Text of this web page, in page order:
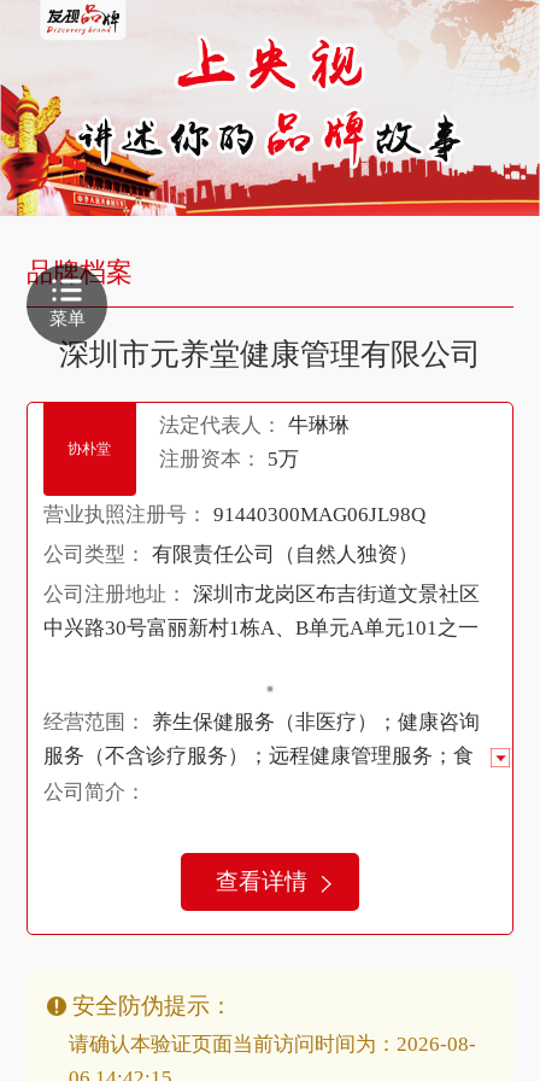
品牌档案
深圳市元养堂健康管理有限公司
协朴堂
法定代表人：
牛琳琳
注册资本：
5万
营业执照注册号：
91440300MAG06JL98Q
公司类型：
有限责任公司（自然人独资）
公司注册地址：
深圳市龙岗区布吉街道文景社区
中兴路30号富丽新村1栋A、B单元A单元101之一
经营范围：
养生保健服务（非医疗）；健康咨询
服务（不含诊疗服务）；远程健康管理服务；食
品销售（仅销售预包装食品）；保健食品（预包
发；化妆品零售；第一类医疗器械销售；服装服
饰批发；服装服饰零售；鞋帽批发；鞋帽零售；
人情趣用品销售（不含药品、医疗器械）；家用
执照依法自主开展经营活动） 无
公司简介：
查看详情
安全防伪提示：
请确认本验证页面当前访问时间为：2026-08-
菜单